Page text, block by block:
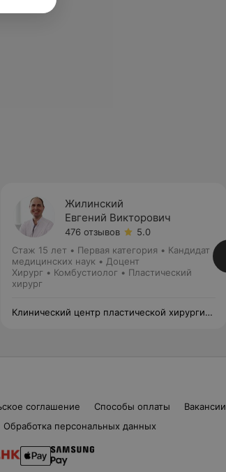
Жилинский
Евгений Викторович
476 отзывов
5.0
Стаж 15 лет • Первая категория • Кандидат
медицинских наук • Доцент
Хирург • Комбустиолог • Пластический
хирург
Клинический центр пластической хирургии
соглашение Способы оплаты Вакансии
Обработка персональных данных